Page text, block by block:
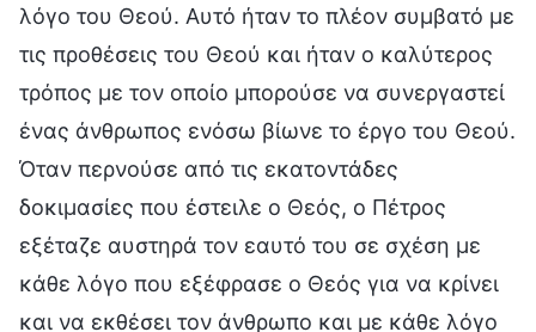
λόγο του Θεού. Αυτό ήταν το πλέον συμβατό με
τις προθέσεις του Θεού και ήταν ο καλύτερος
τρόπος με τον οποίο μπορούσε να συνεργαστεί
ένας άνθρωπος ενόσω βίωνε το έργο του Θεού.
Όταν περνούσε από τις εκατοντάδες
δοκιμασίες που έστειλε ο Θεός, ο Πέτρος
εξέταζε αυστηρά τον εαυτό του σε σχέση με
κάθε λόγο που εξέφρασε ο Θεός για να κρίνει
και να εκθέσει τον άνθρωπο και με κάθε λόγο